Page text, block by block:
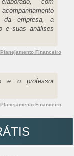
com
da empresa, a
e suas análises
Planejamento Financeiro
e o professor
Planejamento Financeiro